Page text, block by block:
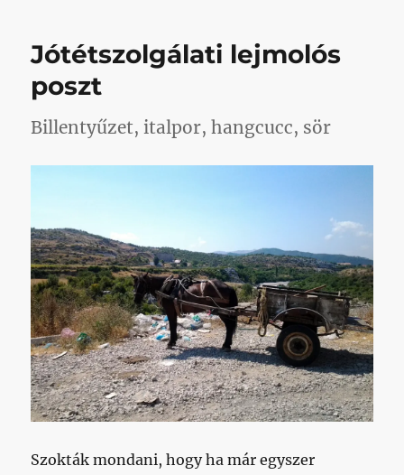
Jótétszolgálati lejmolós
poszt
Billentyűzet, italpor, hangcucc, sör
Szokták mondani, hogy ha már egyszer